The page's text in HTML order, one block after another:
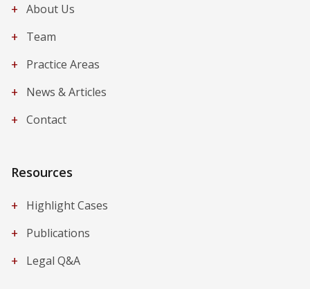
+ About Us
+ Team
+ Practice Areas
+ News & Articles
+ Contact
Resources
+
Highlight Cases
+ Publications
+ Legal Q&A